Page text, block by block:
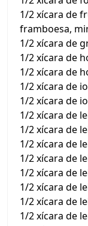
1/2 xícara de
framboesa,
1/2 xícara de
1/2 xícara de
1/2 xícara de
1/2 xícara de
1/2 xícara de
1/2 xícara de
1/2 xícara de
1/2 xícara de
1/2 xícara de
1/2 xícara de
1/2 xícara de
1/2 xícara de
1/2 xícara de